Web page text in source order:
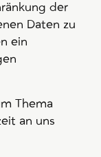
der
Daten zu
ein
Thema
an uns